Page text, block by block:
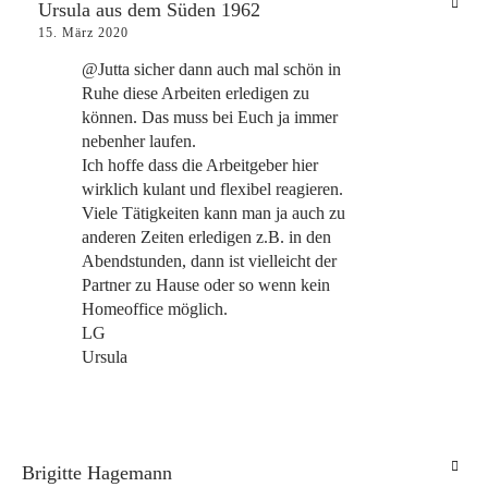
Ursula aus dem Süden 1962
15. März 2020
@Jutta sicher dann auch mal schön in
Ruhe diese Arbeiten erledigen zu
können. Das muss bei Euch ja immer
nebenher laufen.
Ich hoffe dass die Arbeitgeber hier
wirklich kulant und flexibel reagieren.
Viele Tätigkeiten kann man ja auch zu
anderen Zeiten erledigen z.B. in den
Abendstunden, dann ist vielleicht der
Partner zu Hause oder so wenn kein
Homeoffice möglich.
LG
Ursula
Brigitte Hagemann